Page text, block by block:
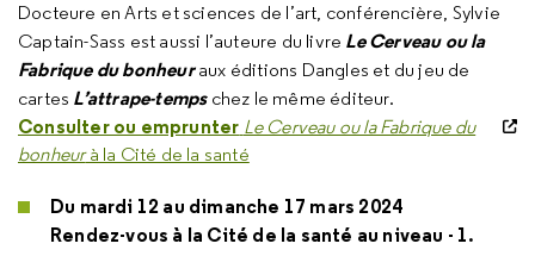
Docteure en Arts et sciences de l’art, conférencière, Sylvie
Captain-Sass est aussi l’auteure du livre Le Cerveau ou la
Fabrique du bonheuraux éditions Dangles et du jeu de
cartes L’attrape-temps chez le même éditeur.
Consulter ou emprunter Le Cerveau ou la Fabrique du
bonheurà la Cité de la santé
Du mardi 12 au dimanche 17 mars 2024
Rendez-vous à la Cité de la santé au niveau - 1.